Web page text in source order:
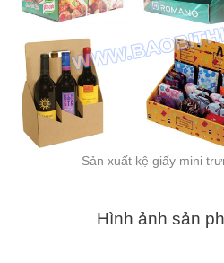
Sản xuất kệ giấy mini
Hình ảnh sản